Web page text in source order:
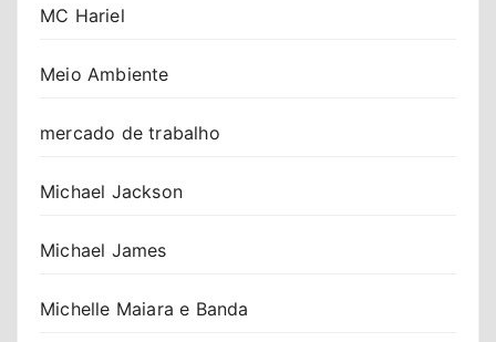
MC Hariel
Meio Ambiente
mercado de trabalho
Michael Jackson
Michael James
Michelle Maiara e Banda